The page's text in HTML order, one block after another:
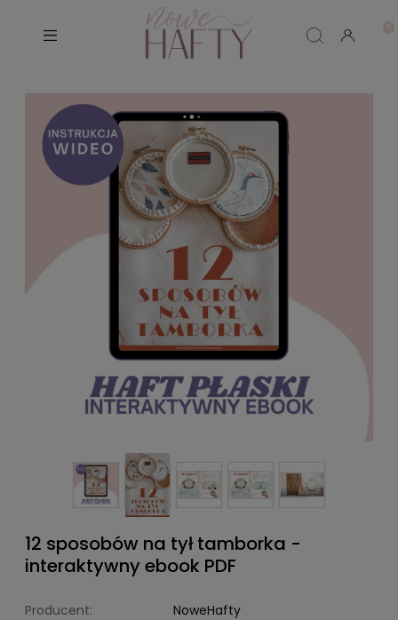
12 sposobów na tył tamborka -
interaktywny ebook PDF
Producent:
NoweHafty